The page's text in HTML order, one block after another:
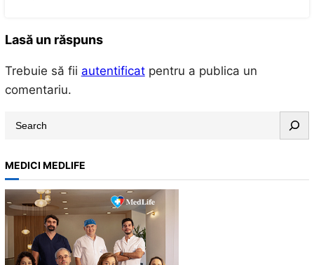
Lasă un răspuns
Trebuie să fii autentificatpentru a publica un
comentariu.
r
c
h
MEDICI MEDLIFE